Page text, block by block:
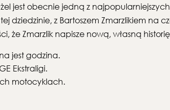
jest obecnie jedną z
z Bartoszem Zmarzlikiem na
że Zmarzlik napisze nową, własną
jest godzina.
Ekstraligi.
motocyklach.